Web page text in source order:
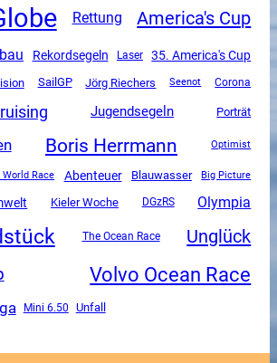
Rettung America's Cup
Rekordsegeln Laser
35. America's Cup
SailGP Jörg Riechers Seenot Corona
Jugendsegeln Porträt
Boris Herrmann Optimist
Race Abenteuer Blauwasser Big Picture
Kieler Woche DGzRS Olympia
The Ocean Race Unglück
Volvo Ocean Race
Mini 6.50 Unfall